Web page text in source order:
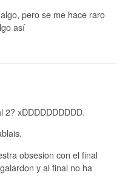
pero se me hace raro
así
xDDDDDDDDDD.
obsesion con el final
y al final no ha